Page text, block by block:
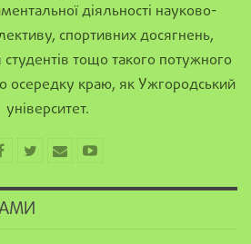
діяльності науково-
спортивних досягнень,
студентів тощо такого потужного
осередку краю, як Ужгородський
університет.